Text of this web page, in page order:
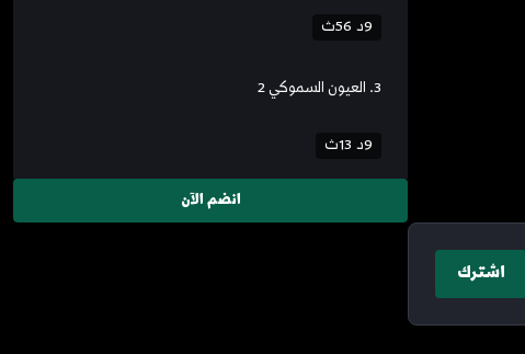
9د 56ث
3. العيون السموكي 2
9د 13ث
انضم الآن
اشترك